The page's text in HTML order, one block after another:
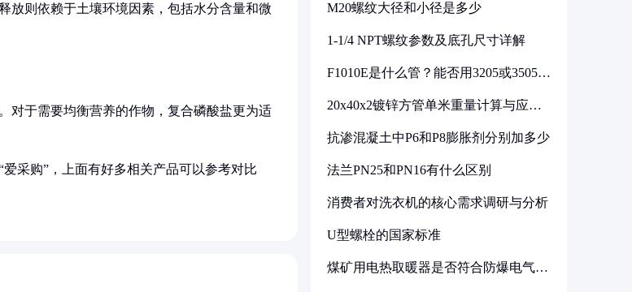
放则依赖于土壤环境因素，包括水分含量和微
对于需要均衡营养的作物，复合磷酸盐更为适
采购”，上面有好多相关产品可以参考对比
M20螺纹大径和小径是多少
1-1/4 NPT螺纹参数及底孔尺寸详解
F1010E是什么管？能否用3205或3505代
20x40x2镀锌方管单米重量计算与应用
抗渗混凝土中P6和P8膨胀剂分别加多少
法兰PN25和PN16有什么区别
消费者对洗衣机的核心需求调研与分析
U型螺栓的国家标准
煤矿用电热取暖器是否符合防爆电气设